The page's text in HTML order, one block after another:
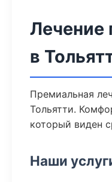
Лечение
в
Премиальная
Тольятти.
который виден
Наши